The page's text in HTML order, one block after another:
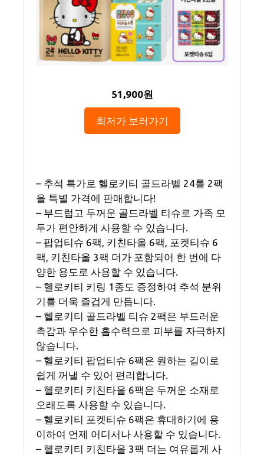
51,900원
최저가 보러가기
– 추석 특가로 헬로키티 골드라벨 24롤 2팩
을 특별 가격에 판매합니다!
– 부드럽고 두꺼운 골드라벨 티슈로 가족 모
두가 편안하게 사용할 수 있습니다.
– 팝업티슈 6팩, 키친타올 6팩, 포켓티슈 6
팩, 키친타올 3팩 더가 포함되어 한 번에 다
양한 용도로 사용할 수 있습니다.
– 헬로키티 키링 1종도 증정하여 추석 분위
기를 더욱 즐겁게 만듭니다.
– 헬로키티 골드라벨 티슈 2팩은 부드러운
촉감과 우수한 흡수력으로 피부를 자극하지
않습니다.
– 헬로키티 팝업티슈 6팩은 원하는 길이로
쉽게 꺼낼 수 있어 편리합니다.
– 헬로키티 키친타올 6팩은 두꺼운 소재로
오래도록 사용할 수 있습니다.
– 헬로키티 포켓티슈 6팩은 휴대하기에 용
이하여 언제 어디서나 사용할 수 있습니다.
– 헬로키티 키친타올 3팩 더는 여유롭게 사